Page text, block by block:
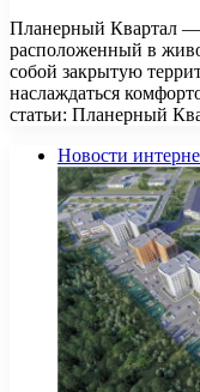
Планерный Квартал
расположенный в
собой закрытую
наслаждаться
статьи: Планерный
Новости